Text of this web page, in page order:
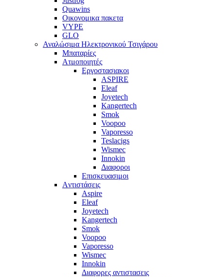
Quawins
Οικονομικα πακετα
VYPE
GLO
Αναλώσιμα Ηλεκτρονικού Τσιγάρου
Μπαταρίες
Ατμοποιητές
Εργοστασιακοι
ΑSPIRE
Eleaf
Joyetech
Kangertech
Smok
Voopoo
Vaporesso
Teslacigs
Wismec
Innokin
Διαφοροι
Επισκευασιμοι
Aντιστάσεις
Aspire
Eleaf
Joyetech
Kangertech
Smok
Voopoo
Vaporesso
Wismec
Ιnnokin
Διαφορες αντιστασεις